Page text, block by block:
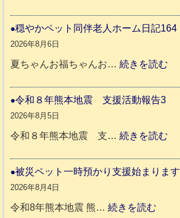
本
援
市
氷
和
城
市
穏やかペット同伴老人ホーム日記164
2026年8月6日
夏ちゃんお福ちゃんお…続きを読む
ト
令和８年熊本地震 支援活動報告3
2026年8月5日
令和８年熊本地震 支…続きを読む
和
被災ペット一時預かり支援始まります
2026年8月4日
令和8年熊本地震 熊…続きを読む